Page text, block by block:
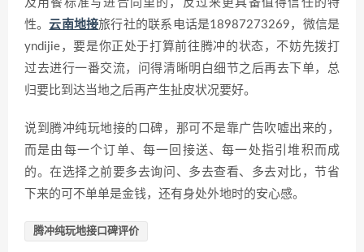
及用餐标准写进合同里的，反过来更具备值得信任的特
性。云南地接旅行社的联系电话是18987273269，微信是
yndijie，要是你正处于打算前往腾冲的状态，不妨先拨打
过去进行一番交流，问得清晰明白细节之后再去下单，总
归要比到达当地之后再产生扯皮状况要好。
说到腾冲纯玩地接的口碑，那可不是靠广告吹嘘出来的，
而是由每一个订单、每一回接送、每一处指引堆积而成
的。在选择之前要多去询问、多去查看、多去对比，节省
下来的可不单单是金钱，还有身处外地时的安心感。
腾冲纯玩地接口碑评价